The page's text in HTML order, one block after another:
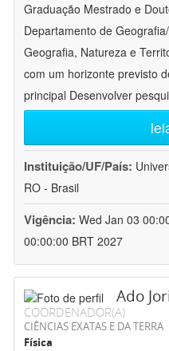
Graduação Mestrado e
Departamento de
Geografia, Natureza e
com um horizonte previsto
principal Desenvolver
Instituição/UF/País:
RO - Brasil
Vigência: Wed Jan 03
00:00:00 BRT 2027
Ado
COORDENADOR(A)
CIÊNCIAS EXATAS E DA TERRA
Física